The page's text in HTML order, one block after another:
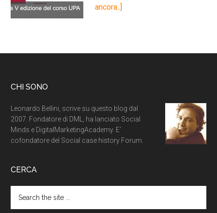
ancora..]
CHI SONO
Leonardo Bellini, scrive su questo blog dal
2007. Fondatore di DML, ha lanciato Social
Minds e DigitalMarketingAcademy. E'
cofondatore del Social case history Forum.
CERCA